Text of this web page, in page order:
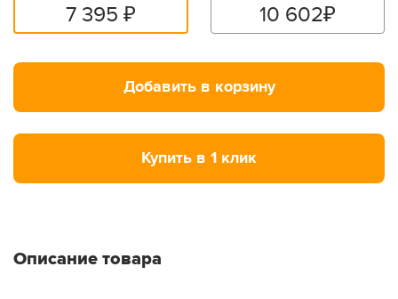
7 395 ₽ 10 602₽
Добавить в корзину
Купить в 1 клик
Описание товара